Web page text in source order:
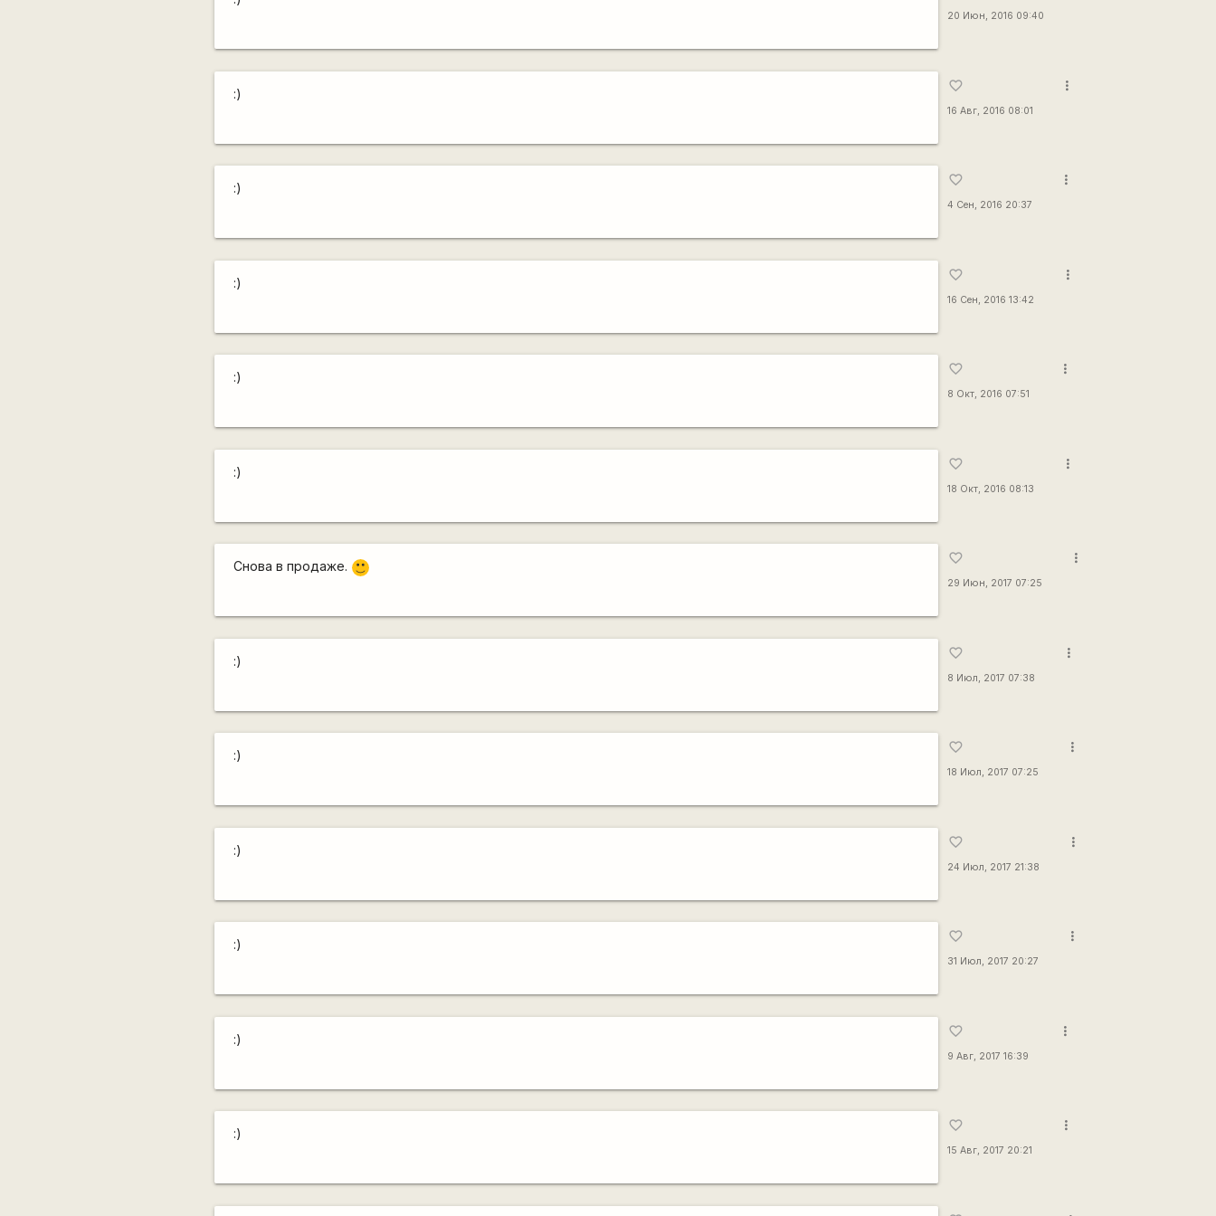
20 Июн, 2016 09:40
:)
favorite_border
16 Авг, 2016 08:01
more_vert
:)
favorite_border
4 Сен, 2016 20:37
more_vert
:)
favorite_border
16 Сен, 2016 13:42
more_vert
:)
favorite_border
8 Окт, 2016 07:51
more_vert
:)
favorite_border
18 Окт, 2016 08:13
more_vert
Снова в продаже. :)
favorite_border
29 Июн, 2017 07:25
more_vert
:)
favorite_border
8 Июл, 2017 07:38
more_vert
:)
favorite_border
18 Июл, 2017 07:25
more_vert
:)
favorite_border
24 Июл, 2017 21:38
more_vert
:)
favorite_border
31 Июл, 2017 20:27
more_vert
:)
favorite_border
9 Авг, 2017 16:39
more_vert
:)
favorite_border
15 Авг, 2017 20:21
more_vert